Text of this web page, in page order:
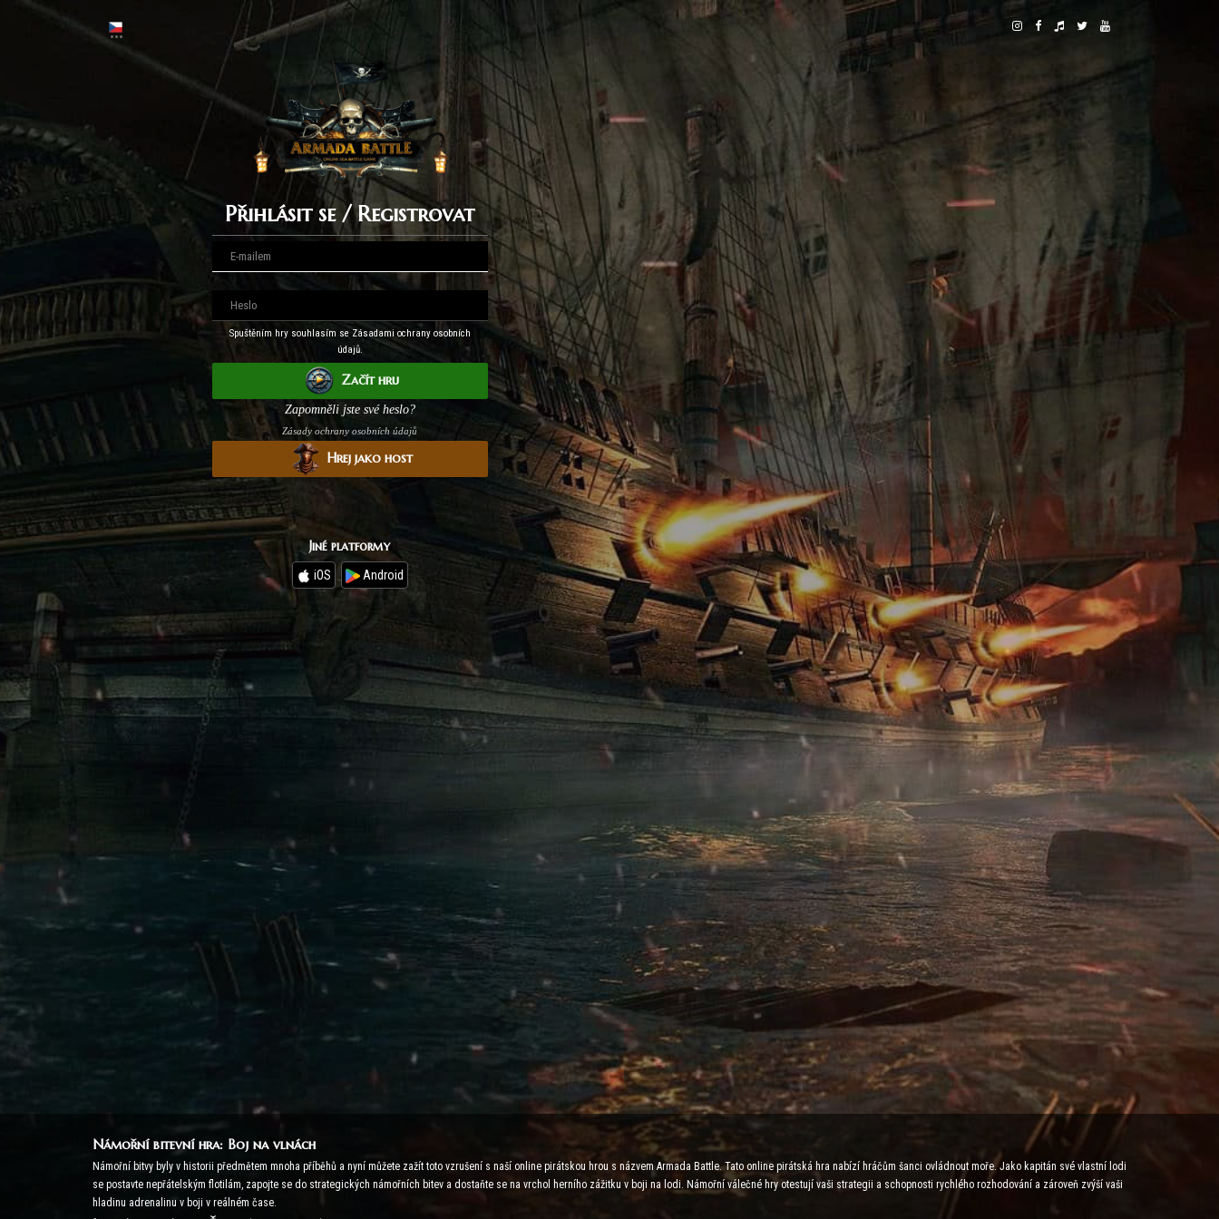
Přihlásit se / Registrovat
Spuštěním hry souhlasím se Zásadami ochrany osobních
údajů.
Začít hru
Zapomněli jste své heslo?
Zásady ochrany osobních údajů
Hrej jako host
Jiné platformy
iOS Android
Námořní bitevní hra: Boj na vlnách
Námořní bitvy byly v historii předmětem mnoha příběhů a nyní můžete zažít toto vzrušení s naší online pirátskou hrou s názvem Armada Battle. Tato online pirátská hra nabízí hráčům šanci ovládnout moře. Jako kapitán své vlastní lodi
se postavte nepřátelským flotilám, zapojte se do strategických námořních bitev a dostaňte se na vrchol herního zážitku v boji na lodi. Námořní válečné hry otestují vaši strategii a schopnosti rychlého rozhodování a zároveň zvýší vaši
hladinu adrenalinu v boji v reálném čase.